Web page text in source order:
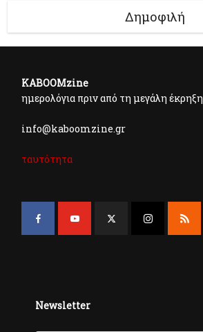
Δημοφιλή
KABOOMzine
ημερολόγια πριν από τη μεγάλη έκρηξη
info@kaboomzine.gr
ταυτότητα
Newsletter